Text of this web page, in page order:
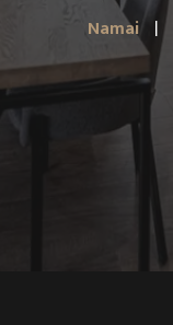
Namai